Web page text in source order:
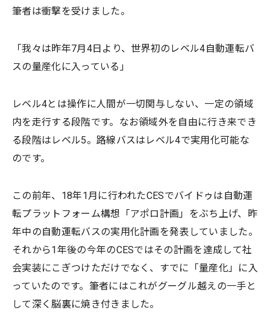
筆者は衝撃を受けました。
「我々は昨年7月4日より、世界初のレベル4自動運転バ
スの量産化に入っている」
レベル4とは操作に人間が一切関与しない、一定の領域
内を走行する段階です。なお領域外を自由に行き来でき
る段階はレベル5。路線バスはレベル4で実用化可能な
のです。
この前年、18年1月に行われたCESでバイドゥは自動運
転プラットフォーム構想「アポロ計画」をぶち上げ、昨
年中の自動運転バスの実用化計画を発表していました。
それから1年後の今年のCESではその計画を達成して社
会実装にこぎつけただけでなく、すでに「量産化」に入
っていたのです。筆者にはこれがグーグル越えの一手と
して深く脳裏に焼き付きました。